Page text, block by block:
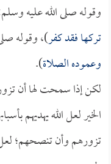
وقوله صلى الله عليه
تركها فقد كفر)، وقوله
وعموده الصلاة).
لكن إذا سمحت لها أن
الخير لعل الله يهديهم
تزورهم وأن تنصحهم؛ لعل